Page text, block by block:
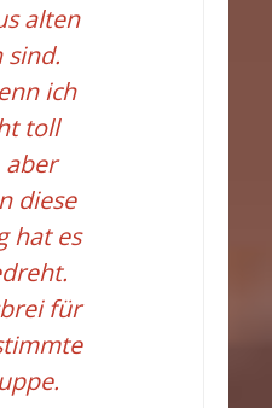
alten
sind.
ich
toll
aber
diese
hat es
für